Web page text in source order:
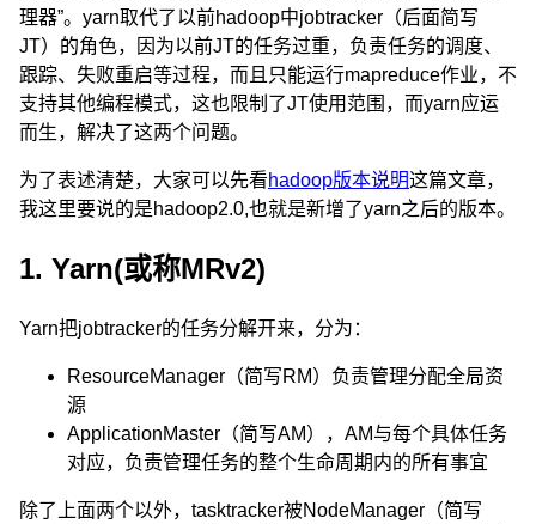
理器”。yarn取代了以前hadoop中jobtracker（后面简写
JT）的角色，因为以前JT的任务过重，负责任务的调度、
跟踪、失败重启等过程，而且只能运行mapreduce作业，不
支持其他编程模式，这也限制了JT使用范围，而yarn应运
而生，解决了这两个问题。
为了表述清楚，大家可以先看hadoop版本说明这篇文章，
我这里要说的是hadoop2.0,也就是新增了yarn之后的版本。
1. Yarn(或称MRv2)
Yarn把jobtracker的任务分解开来，分为：
ResourceManager（简写RM）负责管理分配全局资
源
ApplicationMaster（简写AM），AM与每个具体任务
对应，负责管理任务的整个生命周期内的所有事宜
除了上面两个以外，tasktracker被NodeManager（简写